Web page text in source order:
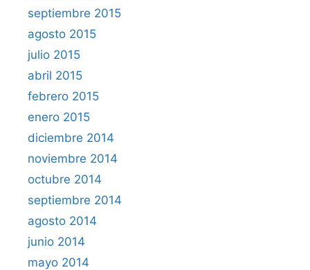
septiembre 2015
agosto 2015
julio 2015
abril 2015
febrero 2015
enero 2015
diciembre 2014
noviembre 2014
octubre 2014
septiembre 2014
agosto 2014
junio 2014
mayo 2014